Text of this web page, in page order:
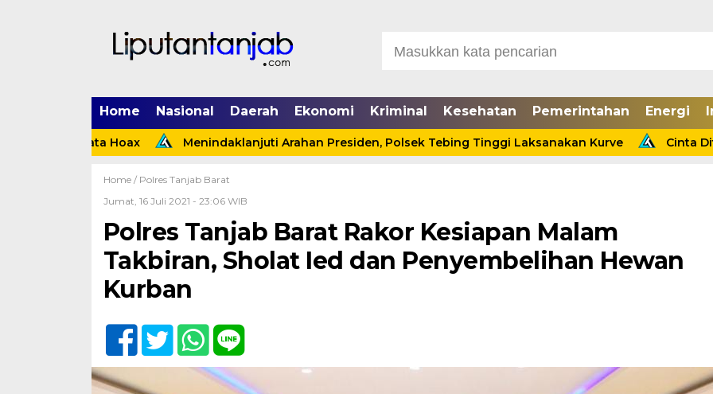
Home Nasional Daerah Ekonomi Kriminal Kesehatan Pemerintahan Energi
Menindaklanjuti Arahan Presiden, Polsek Tebing Tinggi Laksanakan Kurve Cinta Ditolak,
Home / Polres Tanjab Barat
Jumat, 16 Juli 2021 - 23:06 WIB
Polres Tanjab Barat Rakor Kesiapan Malam
Takbiran, Sholat Ied dan Penyembelihan Hewan
Kurban